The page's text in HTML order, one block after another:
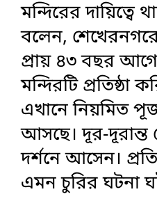
মন্দিরের দায়িত্বে
বলেন,
প্রায় ৪৩ বছর
মন্দিরটি প্রতিষ্ঠা
এখানে নিয়মিত
আসছে। দূর-দূরান্ত
দর্শনে আসেন।
এমন চুরির ঘটনা